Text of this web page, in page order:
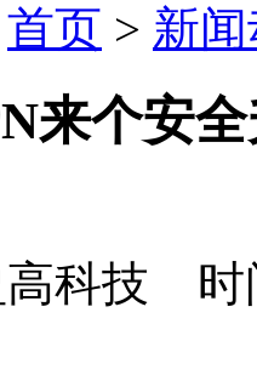
首页 > 新
来个安
高科技 时